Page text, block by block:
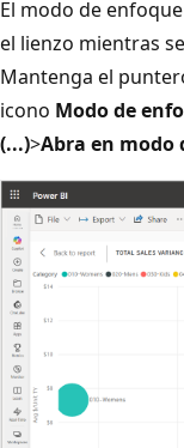
El modo de
el lienzo mientras
Mantenga el
icono Modo de
(...)>Abra en modo